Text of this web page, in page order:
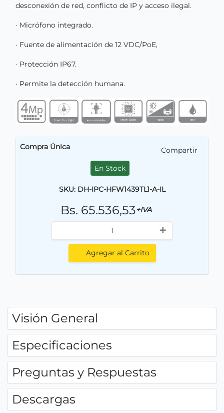
desconexión de red, conflicto de IP y acceso ilegal.
· Micrófono integrado.
· Fuente de alimentación de 12 VDC/PoE,
· Protección IP67.
· Permite la detección humana.
Compra Única
Compartir
En Stock
SKU: DH-IPC-HFW1439TL1-A-IL
Bs. 65.536,53+IVA
+
Agregar al Carrito
Visión General
Especificaciones
Preguntas y Respuestas
Descargas